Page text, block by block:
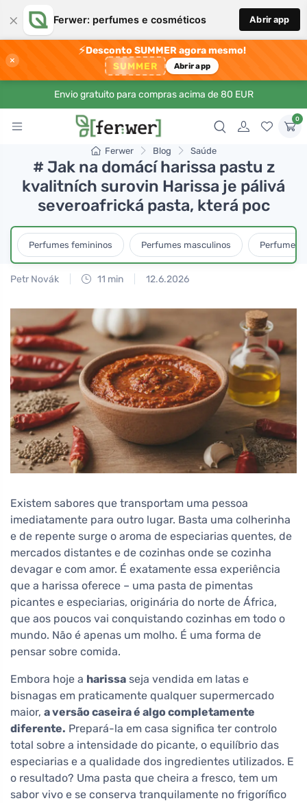
× Ferwer: perfumes e cosméticos Abrir app
×
⚡Desconto SUMMER agora mesmo!
SUMMER Abrir app
Envio gratuito para compras acima de 80 EUR
0
Ferwer Blog Saúde
# Jak na domácí harissa pastu z
kvalitních surovin Harissa je pálivá
severoafrická pasta, která poc
Perfumes femininos Perfumes masculinos Perfumes
Petr Novák 11 min 12.6.2026
Existem sabores que transportam uma pessoa
imediatamente para outro lugar. Basta uma colherinha
e de repente surge o aroma de especiarias quentes, de
mercados distantes e de cozinhas onde se cozinha
devagar e com amor. É exatamente essa experiência
que a harissa oferece – uma pasta de pimentas
picantes e especiarias, originária do norte de África,
que aos poucos vai conquistando cozinhas em todo o
mundo. Não é apenas um molho. É uma forma de
pensar sobre comida.
Embora hoje a harissa seja vendida em latas e
bisnagas em praticamente qualquer supermercado
maior, a versão caseira é algo completamente
diferente. Prepará-la em casa significa ter controlo
total sobre a intensidade do picante, o equilíbrio das
especiarias e a qualidade dos ingredientes utilizados. E
o resultado? Uma pasta que cheira a fresco, tem um
sabor vivo e se conserva tranquilamente no frigorífico